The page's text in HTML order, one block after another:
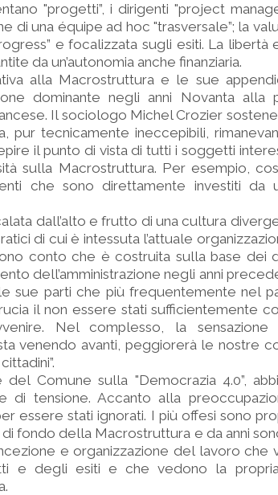
"progetti”, i dirigenti "project
di una équipe ad hoc "trasversale”; la
e focalizzata sugli esiti. La libertà
da un’autonomia anche finanziaria.
alla Macrostruttura e le sue
dominante negli anni Novanta alla
Il sociologo Michel Crozier
pur tecnicamente ineccepibili,
il punto di vista di tutti i soggetti
sulla Macrostruttura. Per esempio,
che sono direttamente investiti da
dall’alto e frutto di una cultura
di cui è intessuta l’attuale
conto che è costruita sulla base dei
dell’amministrazione negli anni
sue parti che più frequentemente nel
il non essere stati sufficientemente
Nel complesso, la
venendo avanti, peggiorerà le nostre
Comune sulla "Democrazia 4.0”,
di tensione. Accanto alla
essere stati ignorati. I più offesi sono
fondo della Macrostruttura e da anni
e organizzazione del lavoro che
e degli esiti e che vedono la propria